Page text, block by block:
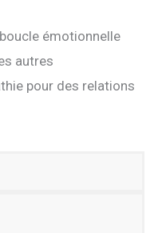
émotionnelle
autres
pour des relations